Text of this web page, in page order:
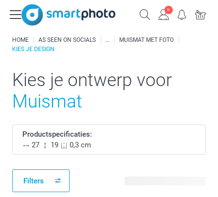
HOME AS SEEN ON SOCIALS
MUISMAT MET FOTO
KIES JE DESIGN
Kies je ontwerp voor
Muismat
Productspecificaties:
27
19 0,3 cm
Filters